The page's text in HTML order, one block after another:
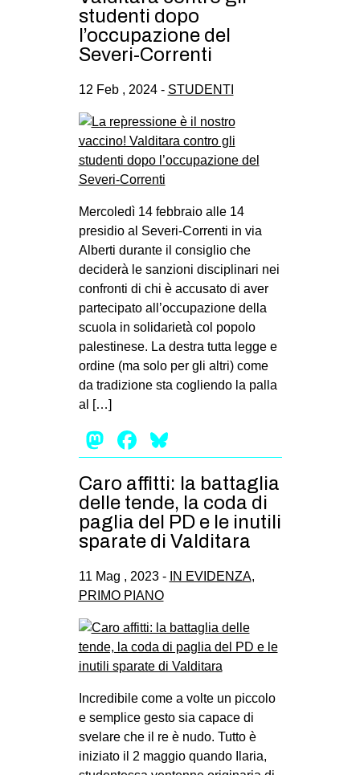
studenti dopo
l’occupazione del
Severi-Correnti
12 Feb , 2024 - STUDENTI
Mercoledì 14 febbraio alle 14
presidio al Severi-Correnti in via
Alberti durante il consiglio che
deciderà le sanzioni disciplinari nei
confronti di chi è accusato di aver
partecipato all’occupazione della
scuola in solidarietà col popolo
palestinese. La destra tutta legge e
ordine (ma solo per gli altri) come
da tradizione sta cogliendo la palla
al […]
Mastodon
Facebook
Caro affitti: la battaglia
delle tende, la coda di
paglia del PD e le inutili
sparate di Valditara
11 Mag , 2023 - IN EVIDENZA,
PRIMO PIANO
Incredibile come a volte un piccolo
e semplice gesto sia capace di
svelare che il re è nudo. Tutto è
iniziato il 2 maggio quando Ilaria,